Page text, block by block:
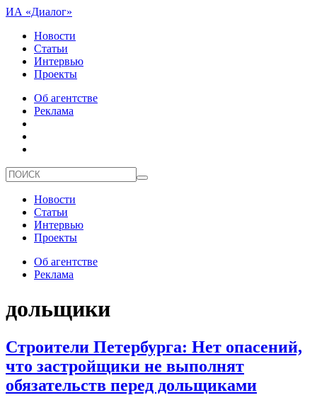
ИА «Диалог»
Новости
Статьи
Интервью
Проекты
Об агентстве
Реклама
Новости
Статьи
Интервью
Проекты
Об агентстве
Реклама
дольщики
Строители Петербурга: Нет опасений,
что застройщики не выполнят
обязательств перед дольщиками